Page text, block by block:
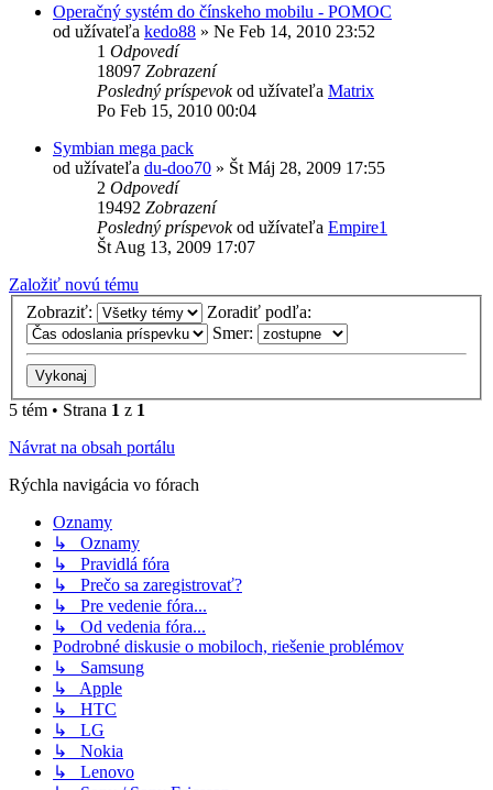
Operačný systém do čínskeho mobilu - POMOC
od užívateľa kedo88 » Ne Feb 14, 2010 23:52
1 Odpovedí
18097 Zobrazení
Posledný príspevokod užívateľa Matrix
Po Feb 15, 2010 00:04
Symbian mega pack
od užívateľa du-doo70 » Št Máj 28, 2009 17:55
2 Odpovedí
19492 Zobrazení
Posledný príspevokod užívateľa Empire1
Št Aug 13, 2009 17:07
Založiť novú tému
Zobraziť:
Zoradiť podľa:
Smer:
5 tém • Strana 1 z 1
Návrat na obsah portálu
Rýchla navigácia vo fórach
Oznamy
↳ Oznamy
↳ Pravidlá fóra
↳ Prečo sa zaregistrovať?
↳ Pre vedenie fóra...
↳ Od vedenia fóra...
Podrobné diskusie o mobiloch, riešenie problémov
↳ Samsung
↳ Apple
↳ HTC
↳ LG
↳ Nokia
↳ Lenovo